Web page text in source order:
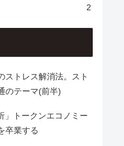
2
ストレス解消法。スト
のテーマ(前半)
」トークンエコノミー
卒業する